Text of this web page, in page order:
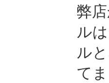
弊
ル
ル
て